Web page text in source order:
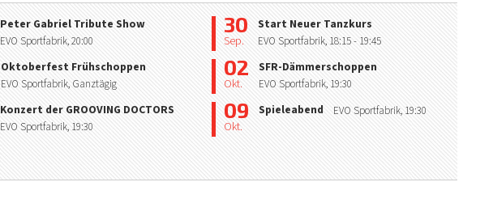
Peter Gabriel Tribute Show
EVO Sportfabrik,20:00
Oktoberfest Frühschoppen
EVO Sportfabrik, Ganztägig
Konzert der GROOVING DOCTORS
EVO Sportfabrik, 19:30
30
Sep.
Start Neuer Tanzkurs
EVO Sportfabrik, 18:15- 19:45
02
Okt.
SFR-Dämmerschoppen
EVO Sportfabrik, 19:30
09
Okt.
Spieleabend EVO Sportfabrik, 19:30